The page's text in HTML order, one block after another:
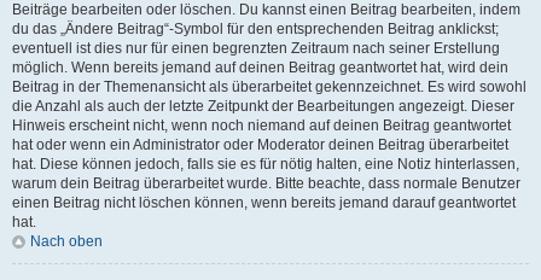
Beiträge bearbeiten oder löschen. Du kannst einen Beitrag bearbeiten, indem
du das „Ändere Beitrag“-Symbol für den entsprechenden Beitrag anklickst;
eventuell ist dies nur für einen begrenzten Zeitraum nach seiner Erstellung
möglich. Wenn bereits jemand auf deinen Beitrag geantwortet hat, wird dein
Beitrag in der Themenansicht als überarbeitet gekennzeichnet. Es wird sowohl
die Anzahl als auch der letzte Zeitpunkt der Bearbeitungen angezeigt. Dieser
Hinweis erscheint nicht, wenn noch niemand auf deinen Beitrag geantwortet
hat oder wenn ein Administrator oder Moderator deinen Beitrag überarbeitet
hat. Diese können jedoch, falls sie es für nötig halten, eine Notiz hinterlassen,
warum dein Beitrag überarbeitet wurde. Bitte beachte, dass normale Benutzer
einen Beitrag nicht löschen können, wenn bereits jemand darauf geantwortet
hat.
Nach oben